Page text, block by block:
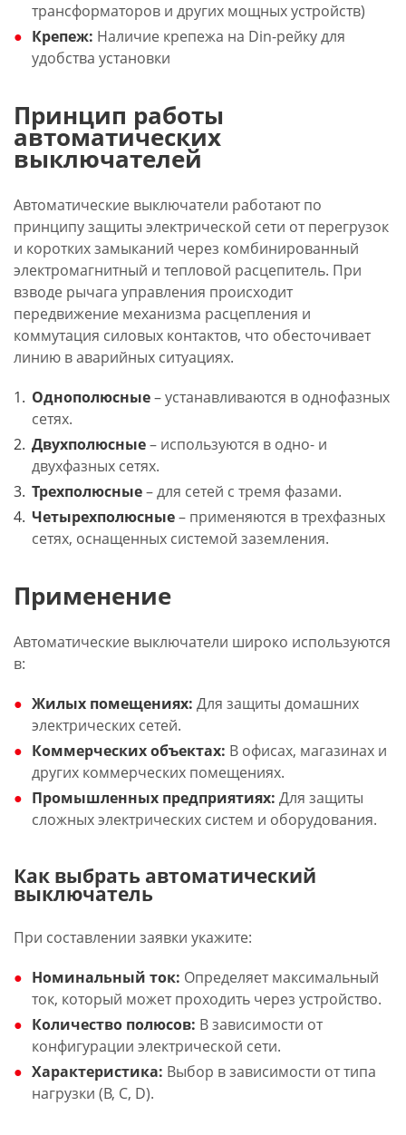
трансформаторов и других мощных устройств)
Крепеж: Наличие крепежа на Din-рейку для
удобства установки
Принцип работы
автоматических
выключателей
Автоматические выключатели работают по
принципу защиты электрической сети от перегрузок
и коротких замыканий через комбинированный
электромагнитный и тепловой расцепитель. При
взводе рычага управления происходит
передвижение механизма расцепления и
коммутация силовых контактов, что обесточивает
линию в аварийных ситуациях.
Однополюсные– устанавливаются в однофазных
сетях.
Двухполюсные– используются в одно- и
двухфазных сетях.
Трехполюсные– для сетей с тремя фазами.
Четырехполюсные– применяются в трехфазных
сетях, оснащенных системой заземления.
Применение
Автоматические выключатели широко используются
в:
Жилых помещениях: Для защиты домашних
электрических сетей.
Коммерческих объектах: В офисах, магазинах и
других коммерческих помещениях.
Промышленных предприятиях: Для защиты
сложных электрических систем и оборудования.
Как выбрать автоматический
выключатель
При составлении заявки укажите:
Номинальный ток: Определяет максимальный
ток, который может проходить через устройство.
Количество полюсов: В зависимости от
конфигурации электрической сети.
Характеристика: Выбор в зависимости от типа
нагрузки (B, C, D).